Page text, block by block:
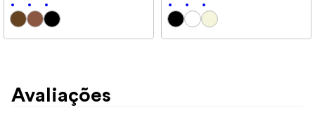
Avaliações